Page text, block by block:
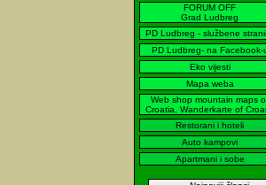
FORUM OFF
Grad Ludbreg
PD Ludbreg - službene
PD Ludbreg- na Facebook-
Eko vijesti
Mapa weba
Web shop mountain maps
Croatia, Wanderkarte of
Restorani i hoteli
Auto kampovi
Apartmani i sobe